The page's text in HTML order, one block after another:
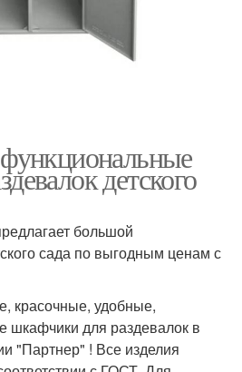
детского
большой
сада по выгодным ценам с
красочные, удобные,
шкафчики для раздевалок в
"Партнер" ! Все изделия